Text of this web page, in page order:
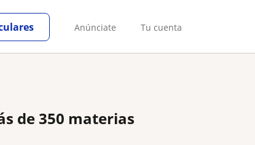
Anúnciate Tu cuenta
de 350 materias